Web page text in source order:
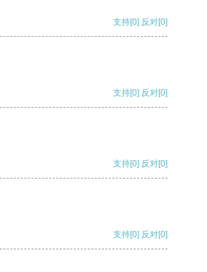
支持[0] 反对[0]
支持[0] 反对[0]
支持[0] 反对[0]
支持[0] 反对[0]